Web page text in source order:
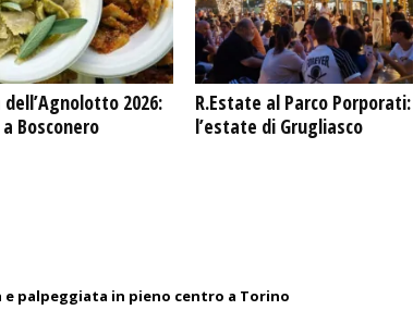
dell’Agnolotto 2026:
Bosconero
R.Estate al Parco Porporati:
l’estate di Grugliasco
e palpeggiata in pieno centro a Torino